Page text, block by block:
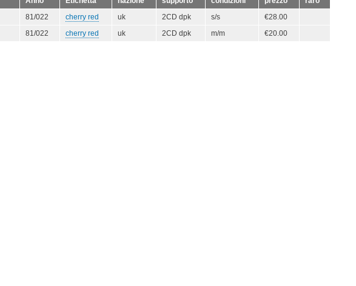
81/022 cherry red uk 2CD dpk s/s
€28.00
81/022 cherry red uk 2CD dpk m/m €20.00